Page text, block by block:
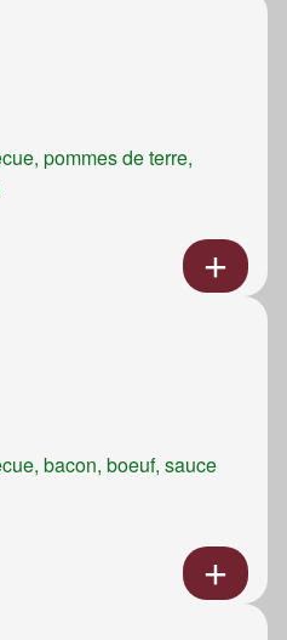
pommes de terre,
bacon, boeuf, sauce